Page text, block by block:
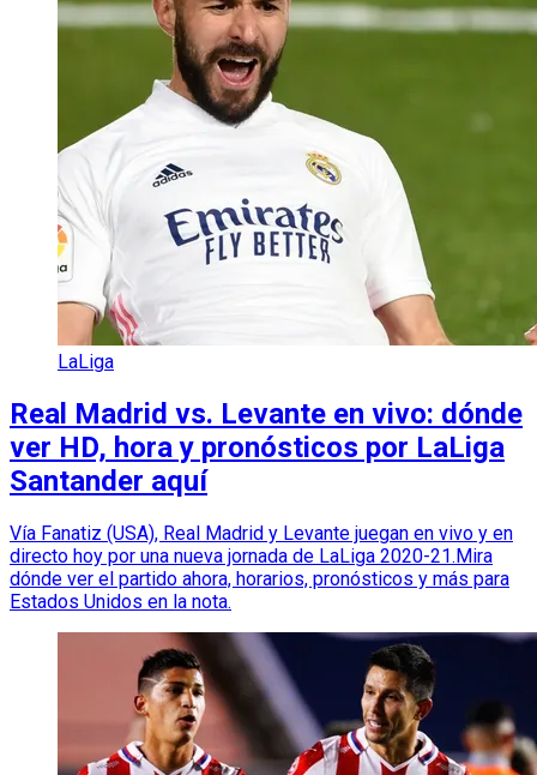
LaLiga
Real Madrid vs. Levante en vivo: dónde
ver HD, hora y pronósticos por LaLiga
Santander aquí
Vía Fanatiz (USA), Real Madrid y Levante juegan en vivo y en
directo hoy por una nueva jornada de LaLiga 2020-21.Mira
dónde ver el partido ahora, horarios, pronósticos y más para
Estados Unidos en la nota.